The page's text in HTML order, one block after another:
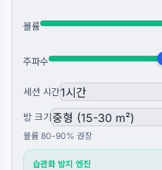
볼륨
주파수
세션 시간
방 크기
볼륨 80-90% 권장
습관화 방지 엔진